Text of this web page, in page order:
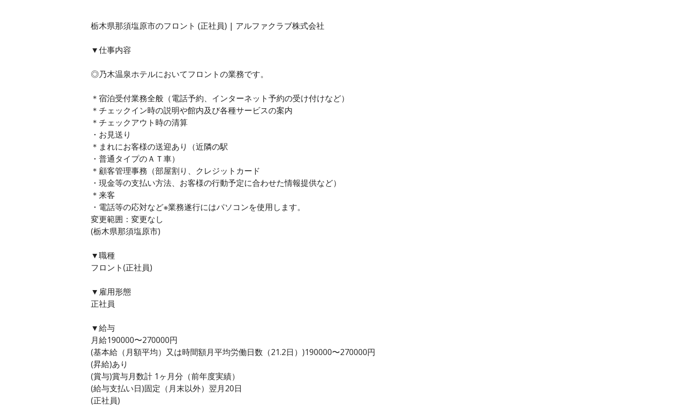
栃木県那須塩原市のフロント (正社員) | アルファクラブ株式会社
▼仕事内容
◎乃木温泉ホテルにおいてフロントの業務です。
＊宿泊受付業務全般（電話予約、インターネット予約の受け付けなど）
＊チェックイン時の説明や館内及び各種サービスの案内
＊チェックアウト時の清算
・お見送り
＊まれにお客様の送迎あり（近隣の駅
・普通タイプのＡＴ車）
＊顧客管理事務（部屋割り、クレジットカード
・現金等の支払い方法、お客様の行動予定に合わせた情報提供など）
＊来客
・電話等の応対など※業務遂行にはパソコンを使用します。
変更範囲：変更なし
(栃木県那須塩原市)
▼職種
フロント(正社員)
▼雇用形態
正社員
▼給与
月給190000〜270000円
(基本給（月額平均）又は時間額月平均労働日数（21.2日）)190000〜270000円
(昇給)あり
(賞与)賞与月数計 1ヶ月分（前年度実績）
(給与支払い日)固定（月末以外）翌月20日
(正社員)